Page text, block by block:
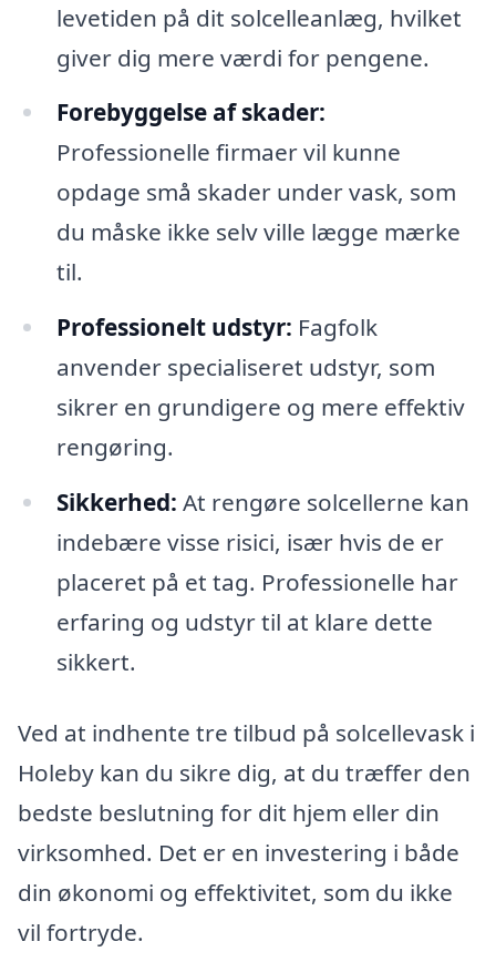
levetiden på dit solcelleanlæg, hvilket
giver dig mere værdi for pengene.
Forebyggelse af skader:
Professionelle firmaer vil kunne
opdage små skader under vask, som
du måske ikke selv ville lægge mærke
til.
Professionelt udstyr: Fagfolk
anvender specialiseret udstyr, som
sikrer en grundigere og mere effektiv
rengøring.
Sikkerhed: At rengøre solcellerne kan
indebære visse risici, især hvis de er
placeret på et tag. Professionelle har
erfaring og udstyr til at klare dette
sikkert.
Ved at indhente tre tilbud på solcellevask i
Holeby kan du sikre dig, at du træffer den
bedste beslutning for dit hjem eller din
virksomhed. Det er en investering i både
din økonomi og effektivitet, som du ikke
vil fortryde.